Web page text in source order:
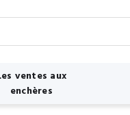
ventes aux
enchères